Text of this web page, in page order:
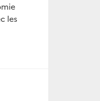
les